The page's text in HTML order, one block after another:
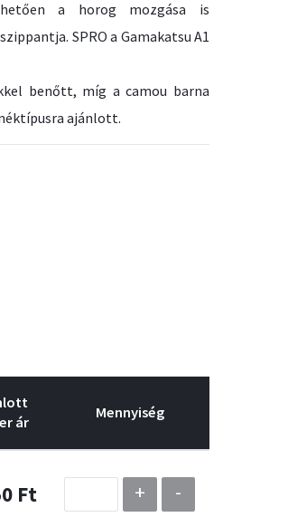
a horog mozgása is
SPRO a Gamakatsu A1
benőtt, míg a camou barna
ajánlott.
ár
Mennyiség
Ft + -